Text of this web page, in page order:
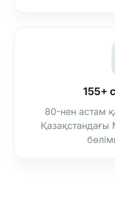
155+
80-нен астам
Қазақстандағы